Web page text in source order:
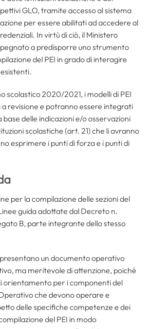
GLO, tramite accesso al sistema
per essere abilitati ad accedere al
In virtù di ciò, il Ministero
a predisporre uno strumento
del PEI in grado di interagire
scolastico 2020/2021, i modelli di PEI
revisione e potranno essere integrati
delle indicazioni e/o osservazioni
scolastiche (art. 21) che li avranno
esprimere i punti di forza e i punti di
per la compilazione delle sezioni del
guida adottate dal Decreto n.
B, parte integrante dello stesso
un documento operativo
ma meritevole di attenzione, poiché
orientamento per i componenti del
che devono operare e
delle specifiche competenze e dei
del PEI in modo